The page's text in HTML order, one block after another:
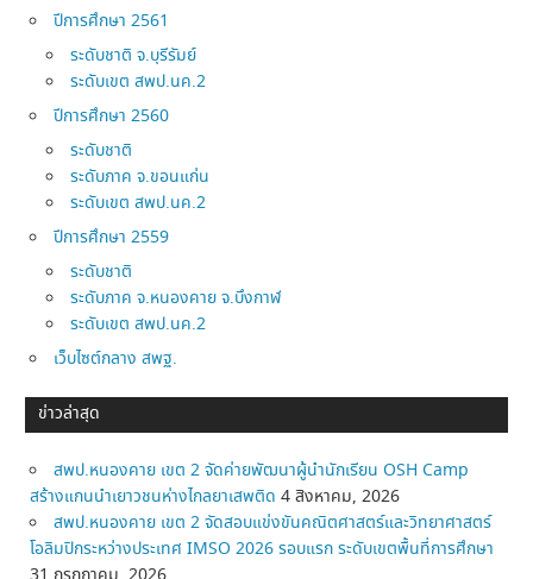
ปีการศึกษา 2561
ระดับชาติ จ.บุรีรัมย์
ระดับเขต สพป.นค.2
ปีการศึกษา 2560
ระดับชาติ
ระดับภาค จ.ขอนแก่น
ระดับเขต สพป.นค.2
ปีการศึกษา 2559
ระดับชาติ
ระดับภาค จ.หนองคาย จ.บึงกาฬ
ระดับเขต สพป.นค.2
เว็บไซต์กลาง สพฐ.
ข่าวล่าสุด
สพป.หนองคาย เขต 2 จัดค่ายพัฒนาผู้นำนักเรียน OSH Camp
สร้างแกนนำเยาวชนห่างไกลยาเสพติด 4 สิงหาคม, 2026
สพป.หนองคาย เขต 2 จัดสอบแข่งขันคณิตศาสตร์และวิทยาศาสตร์
โอลิมปิกระหว่างประเทศ IMSO 2026 รอบแรก ระดับเขตพื้นที่การศึกษา